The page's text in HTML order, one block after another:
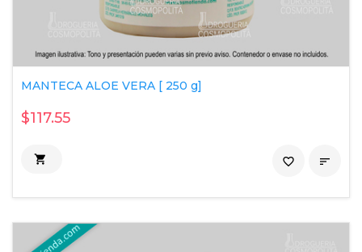
MANTECA ALOE VERA [ 250 g]
$117.55
 
favorite_border